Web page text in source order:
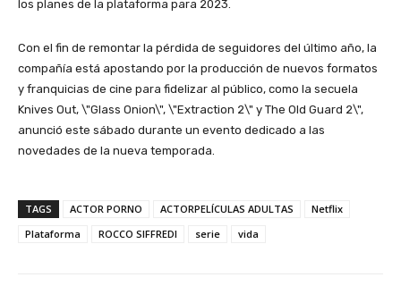
los planes de la plataforma para 2023.
Con el fin de remontar la pérdida de seguidores del último año, la
compañía está apostando por la producción de nuevos formatos
y franquicias de cine para fidelizar al público, como la secuela
Knives Out, \"Glass Onion\", \"Extraction 2\" y The Old Guard 2\",
anunció este sábado durante un evento dedicado a las
novedades de la nueva temporada.
TAGS ACTOR PORNO ACTORPELÍCULAS ADULTAS
Netflix
Plataforma
ROCCO SIFFREDI serie vida